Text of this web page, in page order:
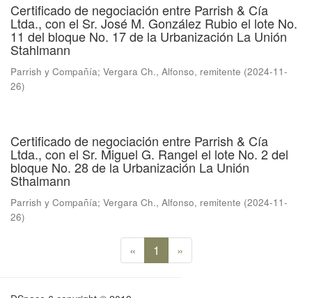
Certificado de negociación entre Parrish & Cía
Ltda., con el Sr. José M. González Rubio el lote No.
11 del bloque No. 17 de la Urbanización La Unión
Stahlmann
Parrish y Compañía; Vergara Ch., Alfonso, remitente (2024-11-
26)
Certificado de negociación entre Parrish & Cía
Ltda., con el Sr. Miguel G. Rangel el lote No. 2 del
bloque No. 28 de la Urbanización La Unión
Sthalmann
Parrish y Compañía; Vergara Ch., Alfonso, remitente (2024-11-
26)
« 1 »